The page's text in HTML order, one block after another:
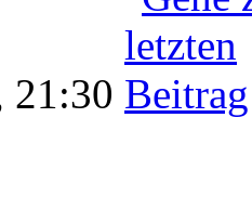
21:30